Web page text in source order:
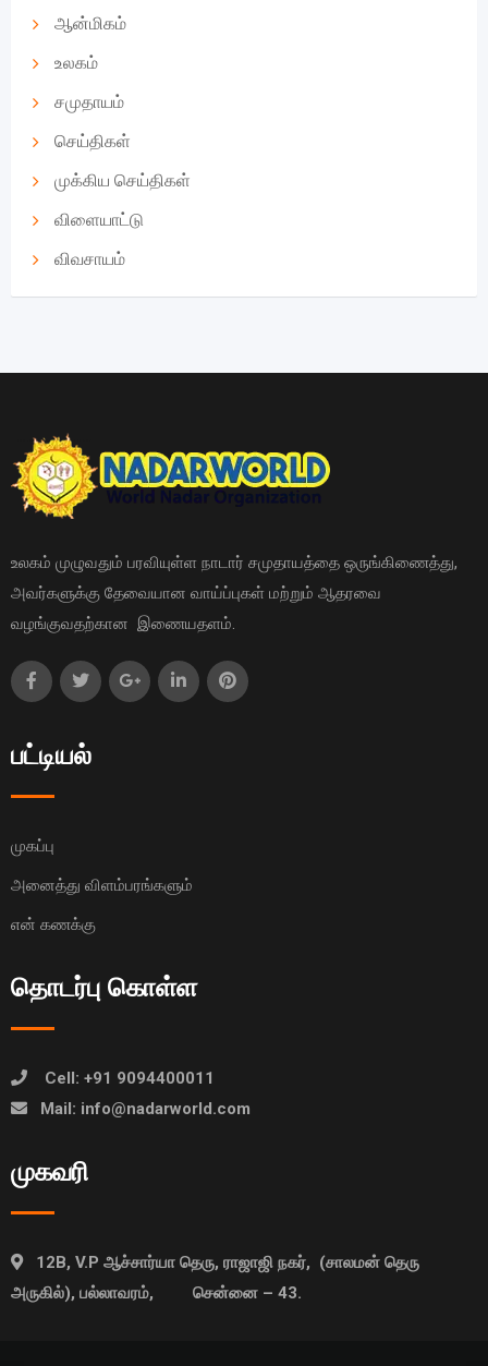
ஆன்மிகம்
உலகம்
சமுதாயம்
செய்திகள்
முக்கிய செய்திகள்
விளையாட்டு
விவசாயம்
உலகம் முழுவதும் பரவியுள்ள நாடார் சமுதாயத்தை ஒருங்கிணைத்து,
அவர்களுக்கு தேவையான வாய்ப்புகள் மற்றும் ஆதரவை
வழங்குவதற்கான இணையதளம்.
பட்டியல்
முகப்பு
அனைத்து விளம்பரங்களும்
என் கணக்கு
தொடர்பு கொள்ள
Cell: +91 9094400011
Mail: info@nadarworld.com
முகவரி
12B, V.P ஆச்சார்யா தெரு, ராஜாஜி நகர், (சாலமன் தெரு
அருகில்), பல்லாவரம், சென்னை – 43.